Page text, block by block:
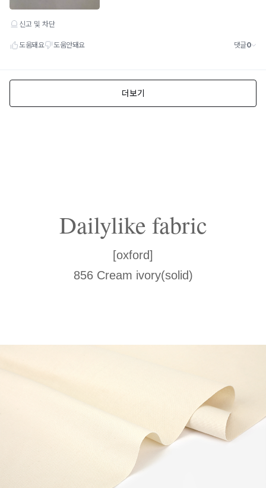
Dailylike fabric
[oxford]
856 Cream ivory(solid)